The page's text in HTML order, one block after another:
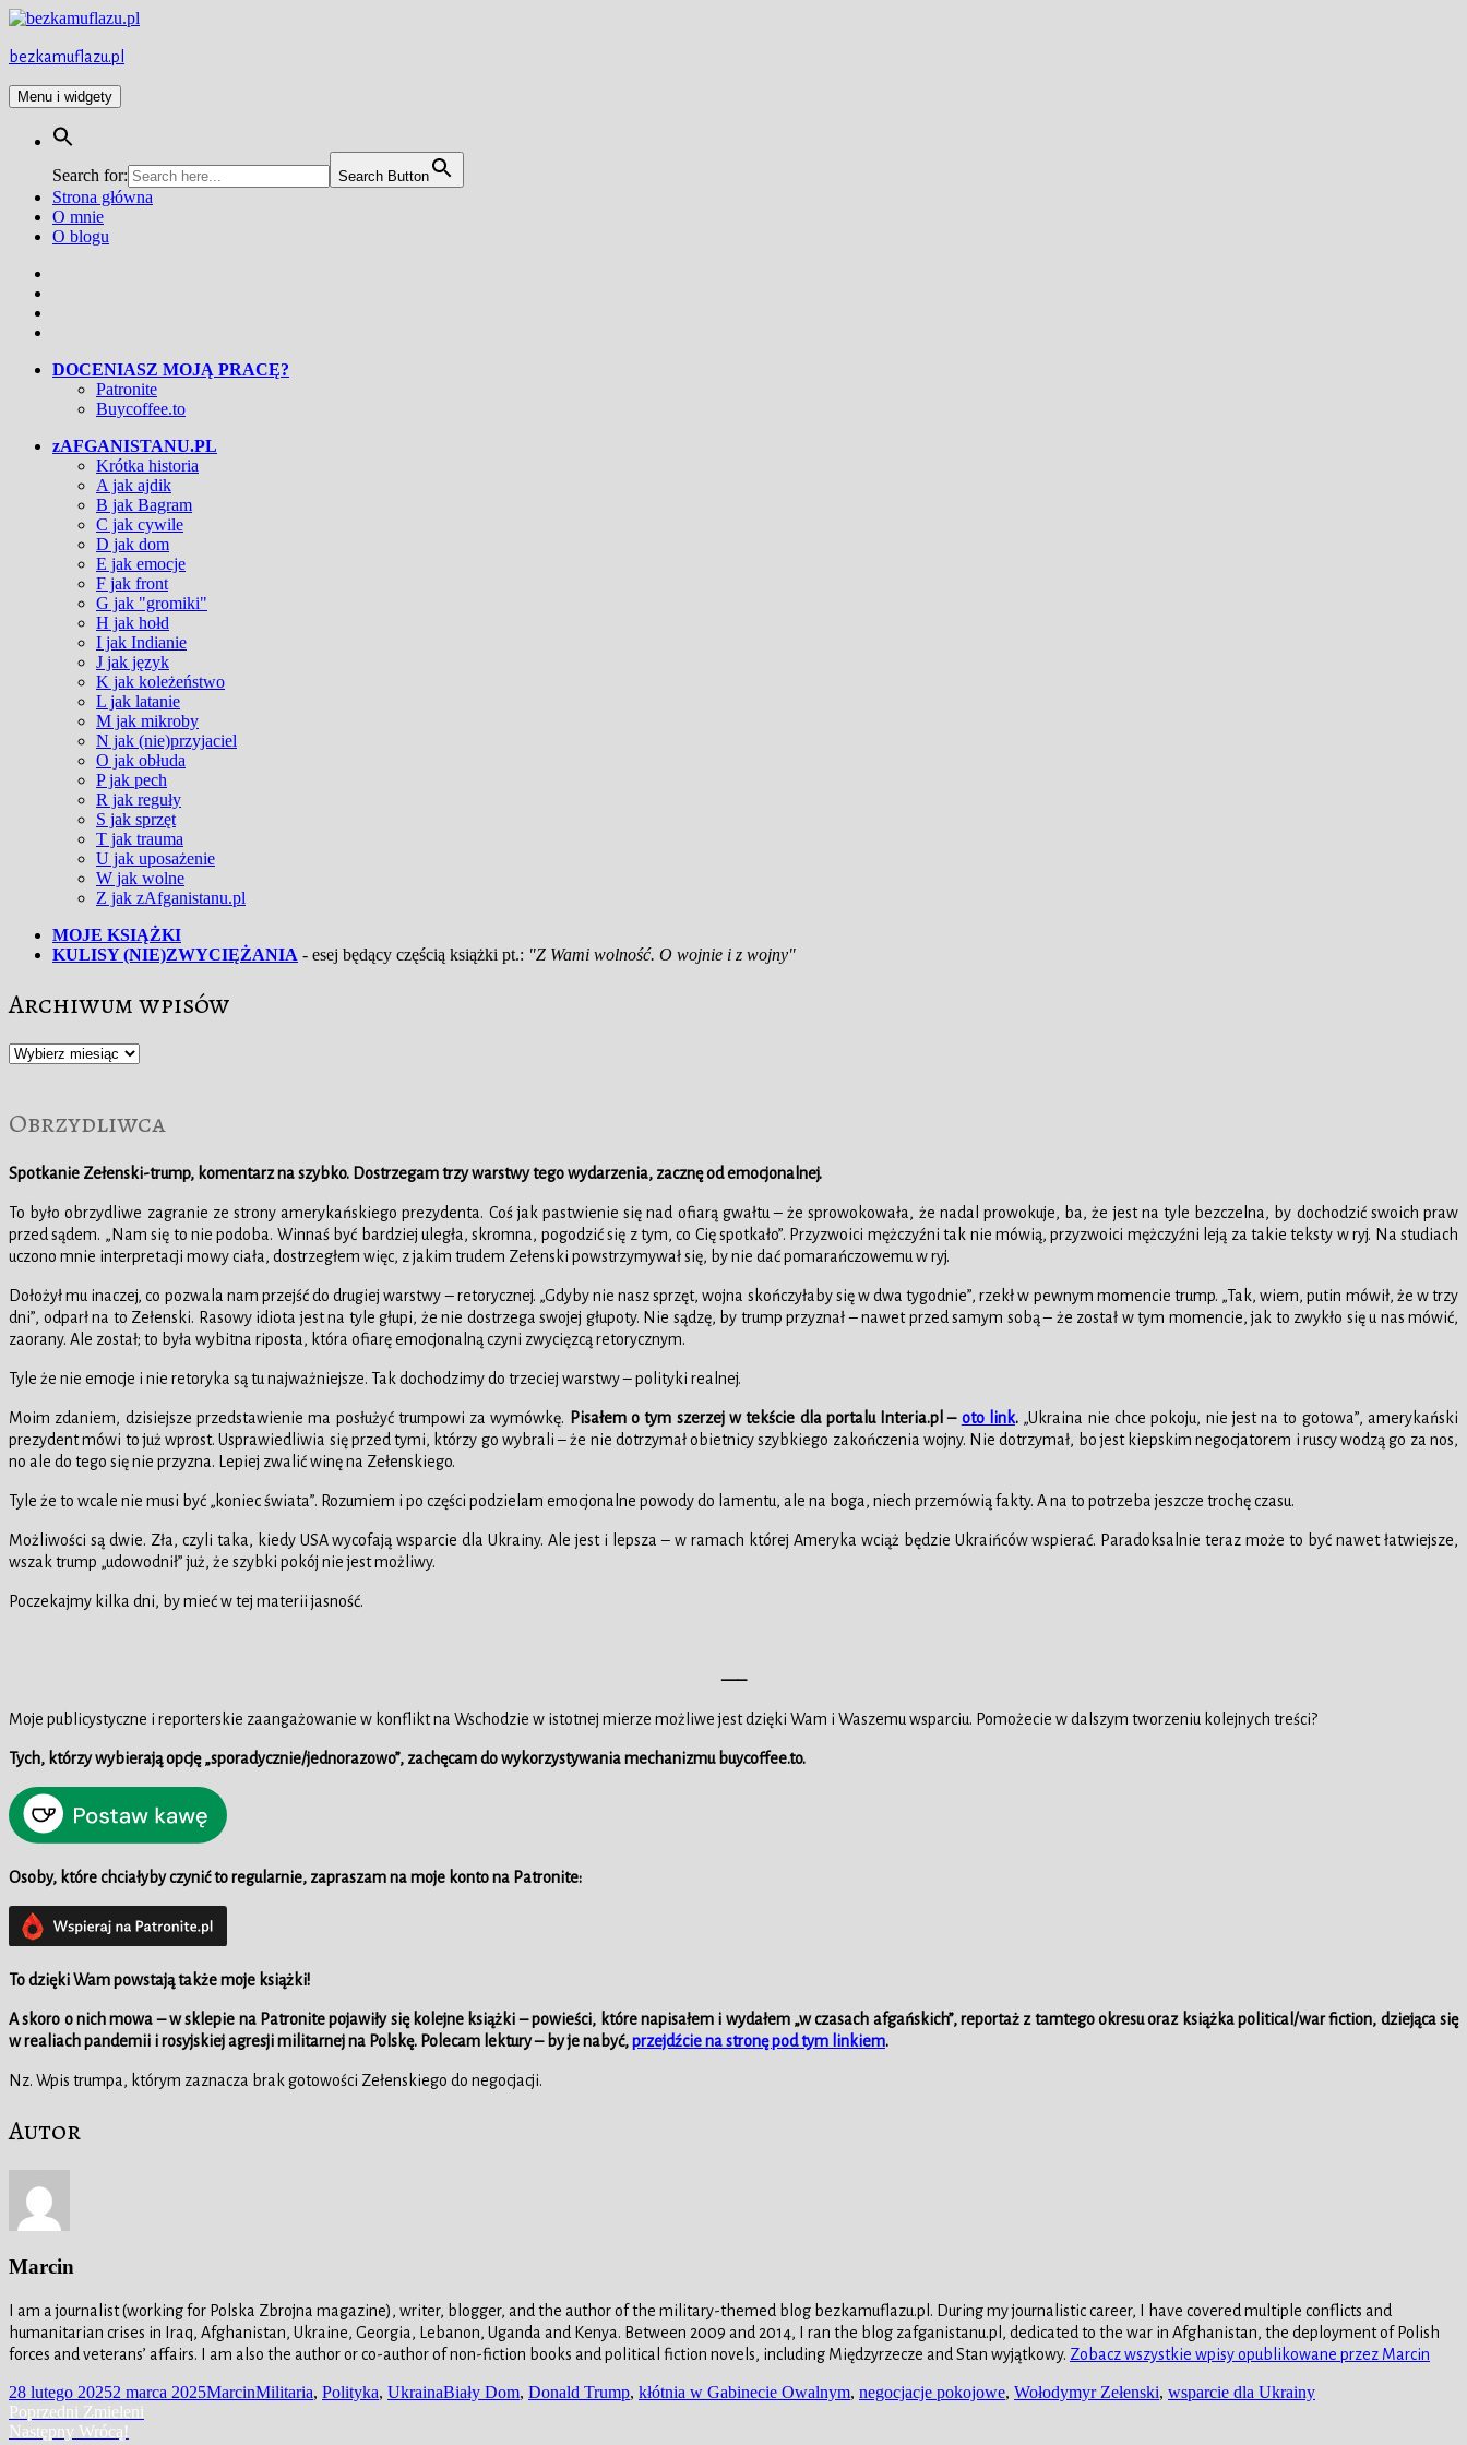
Przejdź
treści
bezkamuflazu.pl
Menu i widgety
Search for: Search Button
Strona główna
O mnie
O blogu
DOCENIASZ MOJĄ PRACĘ?
Patronite
Buycoffee.to
zAFGANISTANU.PL
Krótka historia
A jak ajdik
B jak Bagram
C jak cywile
D jak dom
E jak emocje
F jak front
G jak "gromiki"
H jak hołd
I jak Indianie
J jak język
K jak koleżeństwo
L jak latanie
M jak mikroby
N jak (nie)przyjaciel
O jak obłuda
P jak pech
R jak reguły
S jak sprzęt
T jak trauma
U jak uposażenie
W jak wolne
Z jak zAfganistanu.pl
MOJE KSIĄŻKI
KULISY (NIE)ZWYCIĘŻANIA - esej będący częścią książki pt.: "Z Wami wolność. O wojnie i z wojny"
Archiwum wpisów
Archiwum
Obrzydliwca
Spotkanie Zełenski-trump, komentarz na szybko. Dostrzegam trzy warstwy tego wydarzenia, zacznę od emocjonalnej.
To było obrzydliwe zagranie ze strony amerykańskiego prezydenta. Coś jak pastwienie się nad ofiarą gwałtu – że sprowokowała, że nadal prowokuje, ba, że jest na tyle bezczelna, by dochodzić swoich praw
przed sądem. „Nam się to nie podoba. Winnaś być bardziej uległa, skromna, pogodzić się z tym, co Cię spotkało”. Przyzwoici mężczyźni tak nie mówią, przyzwoici mężczyźni leją za takie teksty w ryj. Na studiach
uczono mnie interpretacji mowy ciała, dostrzegłem więc, z jakim trudem Zełenski powstrzymywał się, by nie dać pomarańczowemu w ryj.
Dołożył mu inaczej, co pozwala nam przejść do drugiej warstwy – retorycznej. „Gdyby nie nasz sprzęt, wojna skończyłaby się w dwa tygodnie”, rzekł w pewnym momencie trump. „Tak, wiem, putin mówił, że w trzy
dni”, odparł na to Zełenski. Rasowy idiota jest na tyle głupi, że nie dostrzega swojej głupoty. Nie sądzę, by trump przyznał – nawet przed samym sobą – że został w tym momencie, jak to zwykło się u nas mówić,
zaorany. Ale został; to była wybitna riposta, która ofiarę emocjonalną czyni zwycięzcą retorycznym.
Tyle że nie emocje i nie retoryka są tu najważniejsze. Tak dochodzimy do trzeciej warstwy – polityki realnej.
Moim zdaniem, dzisiejsze przedstawienie ma posłużyć trumpowi za wymówkę. Pisałem o tym szerzej w tekście dla portalu Interia.pl – oto link. „Ukraina nie chce pokoju, nie jest na to gotowa”, amerykański
prezydent mówi to już wprost. Usprawiedliwia się przed tymi, którzy go wybrali – że nie dotrzymał obietnicy szybkiego zakończenia wojny. Nie dotrzymał, bo jest kiepskim negocjatorem i ruscy wodzą go za nos,
no ale do tego się nie przyzna. Lepiej zwalić winę na Zełenskiego.
Tyle że to wcale nie musi być „koniec świata”. Rozumiem i po części podzielam emocjonalne powody do lamentu, ale na boga, niech przemówią fakty. A na to potrzeba jeszcze trochę czasu.
Możliwości są dwie. Zła, czyli taka, kiedy USA wycofają wsparcie dla Ukrainy. Ale jest i lepsza – w ramach której Ameryka wciąż będzie Ukraińców wspierać. Paradoksalnie teraz może to być nawet łatwiejsze,
wszak trump „udowodnił” już, że szybki pokój nie jest możliwy.
Poczekajmy kilka dni, by mieć w tej materii jasność.
—–
Moje publicystyczne i reporterskie zaangażowanie w konflikt na Wschodzie w istotnej mierze możliwe jest dzięki Wam i Waszemu wsparciu. Pomożecie w dalszym tworzeniu kolejnych treści?
Tych, którzy wybierają opcję „sporadycznie/jednorazowo”, zachęcam do wykorzystywania mechanizmu buycoffee.to.
Osoby, które chciałyby czynić to regularnie, zapraszam na moje konto na Patronite:
To dzięki Wam powstają także moje książki!
A skoro o nich mowa – wsklepie na Patronite pojawiły się kolejne książki – powieści, które napisałem i wydałem „w czasach afgańskich”, reportaż z tamtego okresu oraz książka political/war fiction, dziejąca się
w realiach pandemii i rosyjskiej agresji militarnej na Polskę. Polecam lektury – by je nabyć,przejdźcie na stronę pod tym linkiem.
Nz. Wpis trumpa, którym zaznacza brak gotowości Zełenskiego do negocjacji.
Autor
Marcin
I am a journalist (working for Polska Zbrojna magazine), writer, blogger, and the author of the military-themed blog bezkamuflazu.pl. During my journalistic career, I have covered multiple conflicts and
humanitarian crises in Iraq, Afghanistan, Ukraine, Georgia, Lebanon, Uganda and Kenya. Between 2009 and 2014, I ran the blog zafganistanu.pl, dedicated to the war in Afghanistan, the deployment of Polish
forces and veterans’ affairs. I am also the author or co-author of non-fiction books and political fiction novels, including Międzyrzecze and Stan wyjątkowy. Zobacz wszystkie wpisy opublikowane przez Marcin
Data
publikacji
28 lutego 20252 marca 2025Autor
MarcinKategorie
Militaria, Polityka, UkrainaTagi
Biały Dom, Donald Trump, kłótnia w Gabinecie Owalnym, negocjacje pokojowe, Wołodymyr Zełenski, wsparcie dla Ukrainy
Nawigacja
Poprzedni Poprzedni
wpis:
Zmieleni
Następny Następny
Wrócą!